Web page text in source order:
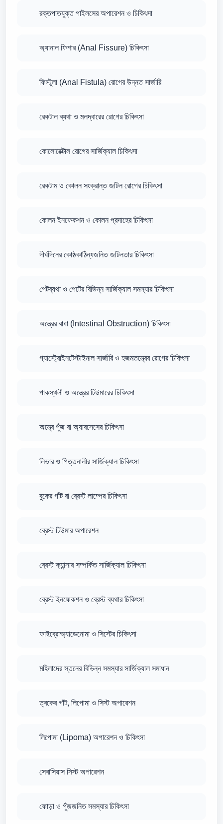
রক্তপাতযুক্ত পাইলসের অপারেশন ও চিকিৎসা
অ্যানাল ফিশার (Anal Fissure) চিকিৎসা
ফিস্টুলা (Anal Fistula) রোগের উন্নত সার্জারি
রেকটাল ব্যথা ও মলদ্বারের রোগের চিকিৎসা
কোলোরেক্টাল রোগের সার্জিক্যাল চিকিৎসা
রেকটাম ও কোলন সংক্রান্ত জটিল রোগের চিকিৎসা
কোলন ইনফেকশন ও কোলন প্রদাহের চিকিৎসা
দীর্ঘদিনের কোষ্ঠকাঠিন্যজনিত জটিলতার চিকিৎসা
পেটব্যথা ও পেটের বিভিন্ন সার্জিক্যাল সমস্যার চিকিৎসা
অন্ত্রের বাধা (Intestinal Obstruction) চিকিৎসা
গ্যাস্ট্রোইনটেস্টাইনাল সার্জারি ও হজমতন্ত্রের রোগের চিকিৎসা
পাকস্থলী ও অন্ত্রের টিউমারের চিকিৎসা
অন্ত্রে পুঁজ বা অ্যাবসেসের চিকিৎসা
লিভার ও পিত্তনালীর সার্জিক্যাল চিকিৎসা
বুকের গাঁট বা ব্রেস্ট লাম্পের চিকিৎসা
ব্রেস্ট টিউমার অপারেশন
ব্রেস্ট ক্যান্সার সম্পর্কিত সার্জিক্যাল চিকিৎসা
ব্রেস্ট ইনফেকশন ও ব্রেস্ট ব্যথার চিকিৎসা
ফাইব্রোঅ্যাডেনোমা ও সিস্টের চিকিৎসা
মহিলাদের স্তনের বিভিন্ন সমস্যার সার্জিক্যাল সমাধান
ত্বকের গাঁট, লিপোমা ও সিস্ট অপারেশন
লিপোমা (Lipoma) অপারেশন ও চিকিৎসা
সেবাসিয়াস সিস্ট অপারেশন
ফোড়া ও পুঁজজনিত সমস্যার চিকিৎসা